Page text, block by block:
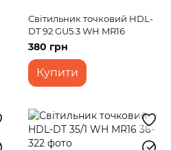
Світильник точковий HDL-
DT 92 GU5.3 WH MR16
380 грн
Купити